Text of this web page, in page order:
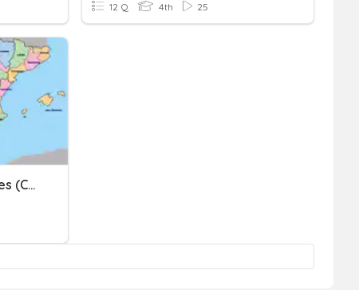
12 Q 4th 25
España Y Las Comunidades (CCSS)